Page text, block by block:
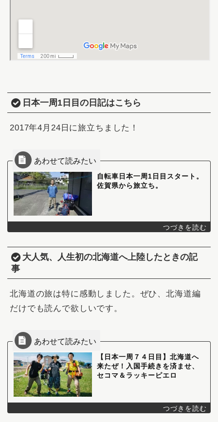
日本一周1日目の日記はこちら
2017年4月24日に旅立ちました！
自転車日本一周1日目スタート。
佐賀県から旅立ち。
大人気、人生初の北海道へ上陸したときの記
事
北海道の旅は特に感動しました。ぜひ、北海道編
だけでも読んで欲しいです。
【日本一周７４日目】北海道へ
来たぜ！入国手続きを済ませ、
セコマ＆ラッキーピエロ